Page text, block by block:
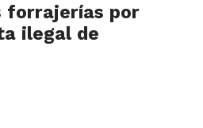
forrajerías por
ilegal de